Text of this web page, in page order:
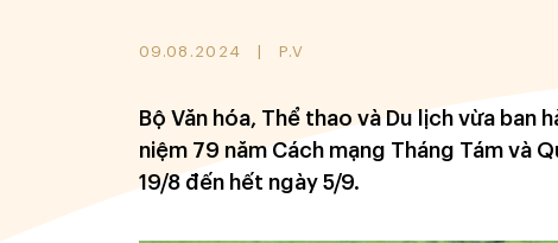
09.08.2024 P.V
Bộ Văn hóa, Thể thao và Du lịch vừa ban
niệm 79 năm Cách mạng Tháng Tám và
19/8 đến hết ngày 5/9.